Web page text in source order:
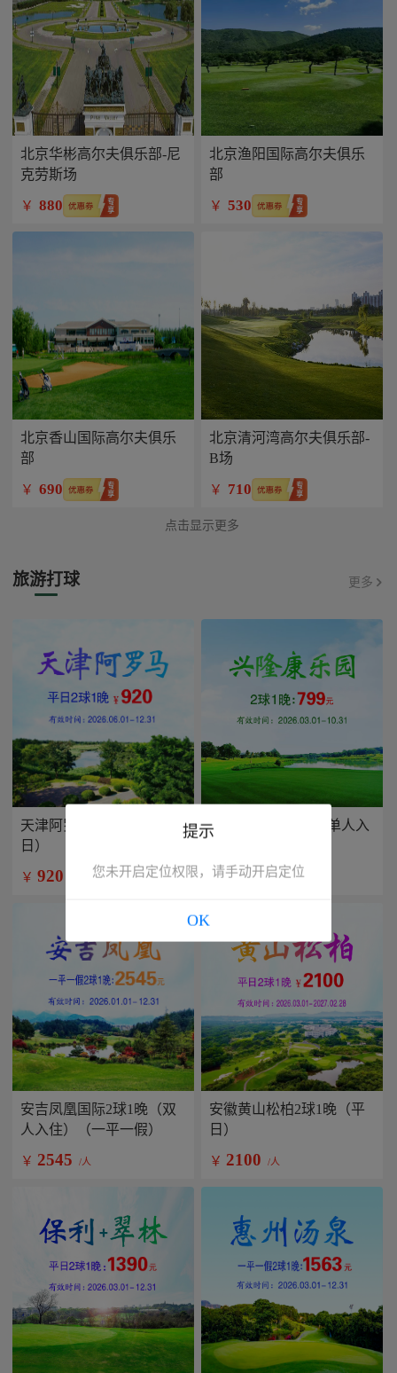
北京华彬高尔夫俱乐部-尼
克劳斯场
￥ 880
北京渔阳国际高尔夫俱乐
部
￥ 530
北京香山国际高尔夫俱乐
部
￥ 690
北京清河湾高尔夫俱乐部-
B场
￥ 710
点击显示更多
旅游打球 更多
天津阿罗马2球1晚（平
日）
￥ 920
兴隆康乐园2球1晚(单人入
￥799 /人
安吉凤凰国际2球1晚（双
人入住）（一平一假）
￥ 2545 /人
安徽黄山松柏2球1晚（平
日）
￥ 2100 /人
提示
您未开启定位权限，请手动开启定位
OK